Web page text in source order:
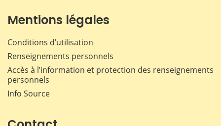
Mentions légales
Conditions d’utilisation
Renseignements personnels
Accès à l’information et protection des renseignements
personnels
Info Source